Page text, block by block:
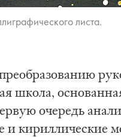
ли­ста.
шко­ла,
оче­редь
и ки­рил­ли­че­ские